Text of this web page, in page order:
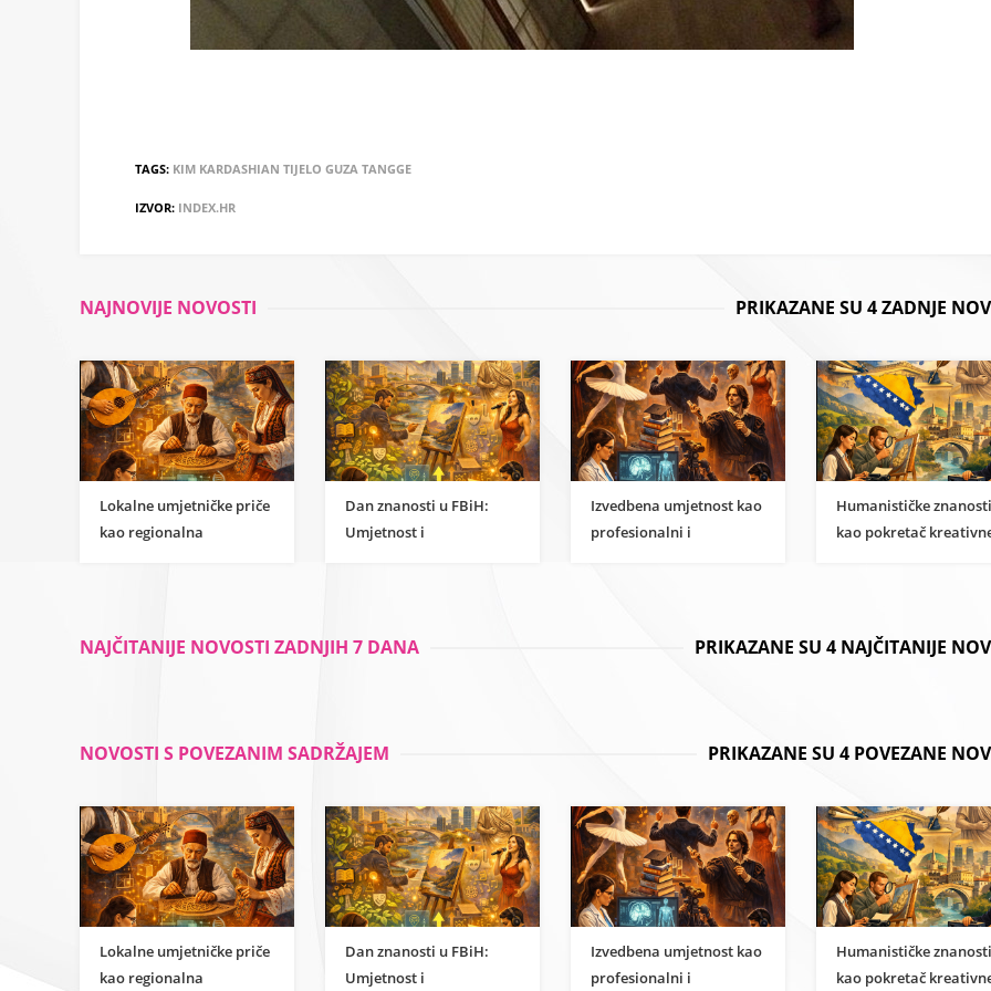
TAGS: KIM KARDASHIAN TIJELO GUZA TANGGE
IZVOR: INDEX.HR
NAJNOVIJE NOVOSTI PRIKAZANE SU 4 ZADNJE
Lokalne umjetničke priče
kao regionalna
umjetnosti
Dan znanosti u FBiH:
Umjetnost i
Izvedbena umjetnost kao
profesionalni i
Humanističke
kao pokretač
NAJČITANIJE NOVOSTI ZADNJIH 7 DANA PRIKAZANE SU 4 NAJČITANIJE
NOVOSTI S POVEZANIM SADRŽAJEM PRIKAZANE SU 4 POVEZANE
Lokalne umjetničke priče
kao regionalna
Dan znanosti u FBiH:
Umjetnost i
Izvedbena umjetnost kao
profesionalni i
Humanističke
kao pokretač